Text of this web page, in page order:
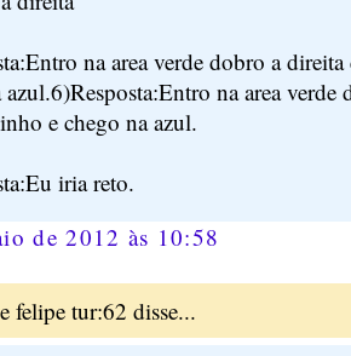
na area verde dobro a
azul.6)Resposta:Entro na area
e chego na azul.
iria reto.
de 2012 às 10:58
felipe tur:62 disse...